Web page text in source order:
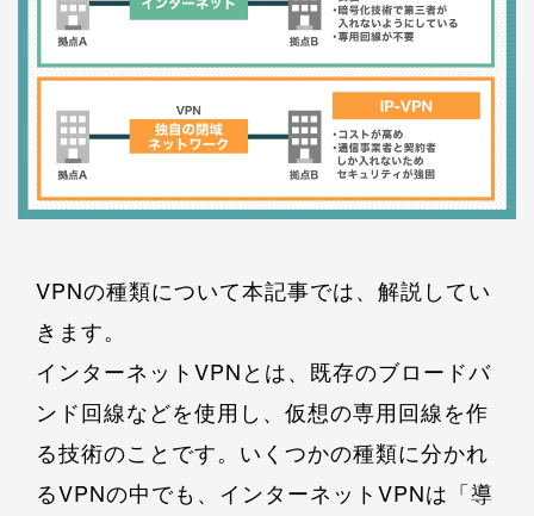
VPNの種類について本記事では、解説してい
きます。
インターネットVPNとは、既存のブロードバ
ンド回線などを使用し、仮想の専用回線を作
る技術のことです。いくつかの種類に分かれ
るVPNの中でも、インターネットVPNは「導